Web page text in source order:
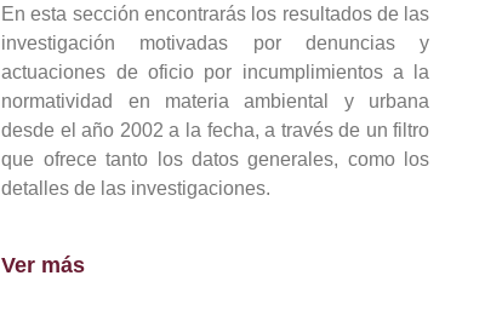
En esta sección encontrarás los resultados de las
investigación motivadas por denuncias y
actuaciones de oficio por incumplimientos a la
normatividad en materia ambiental y urbana
desde el año 2002 a la fecha, a través de un filtro
que ofrece tanto los datos generales, como los
detalles de las investigaciones.
Ver más